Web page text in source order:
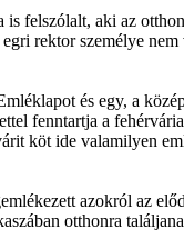
felszólalt, aki az
rektor személye
és egy, a
fenntartja a
köt ide valamilyen
azokról az
otthonra